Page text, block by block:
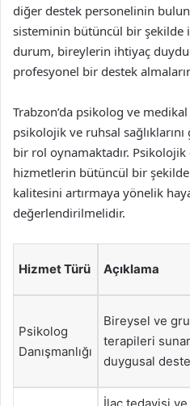
diğer destek personelinin
sisteminin bütüncül bir şekilde
durum, bireylerin ihtiyaç
profesyonel bir destek
Trabzon’da psikolog ve
psikolojik ve ruhsal
bir rol oynamaktadır. Psikolojik
hizmetlerin bütüncül bir
kalitesini artırmaya yönelik
değerlendirilmelidir.
Hizmet Türü Açıklama
Psikolog
Danışmanlığı
Bireysel ve
terapileri
duygusal